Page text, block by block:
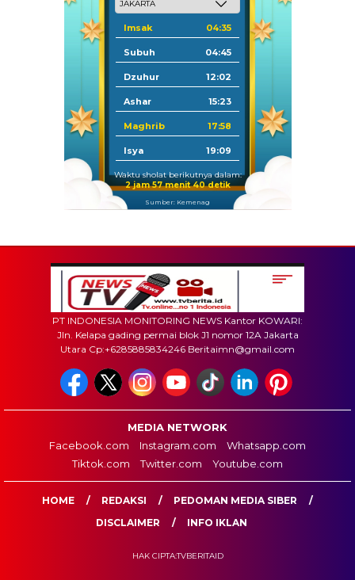
Imsak 04:35
Subuh 04:45
Dzuhur 12:02
Ashar 15:23
Maghrib 17:58
Isya 19:09
Waktu sholat berikutnya dalam:
2 jam 57 menit 39 detik
Sumber: Kemenag
PT INDONESIA MONITORING NEWS Kantor KOWARI:
Jln. Kelapa gading permai blok J1 nomor 12A Jakarta
Utara Cp:+6285885834246 Beritaimn@gmail.com
MEDIA NETWORK
Facebook.com
Instagram.com
Whatsapp.com
Tiktok.com
Twitter.com Youtube.com
HOME REDAKSI
PEDOMAN MEDIA SIBER
DISCLAIMER
INFO IKLAN
HAK CIPTA:TVBERITAID